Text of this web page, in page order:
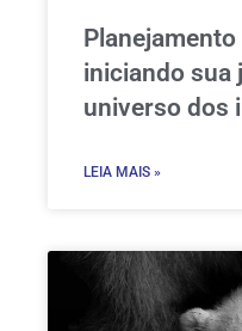
iniciando sua
universo dos
LEIA MAIS »